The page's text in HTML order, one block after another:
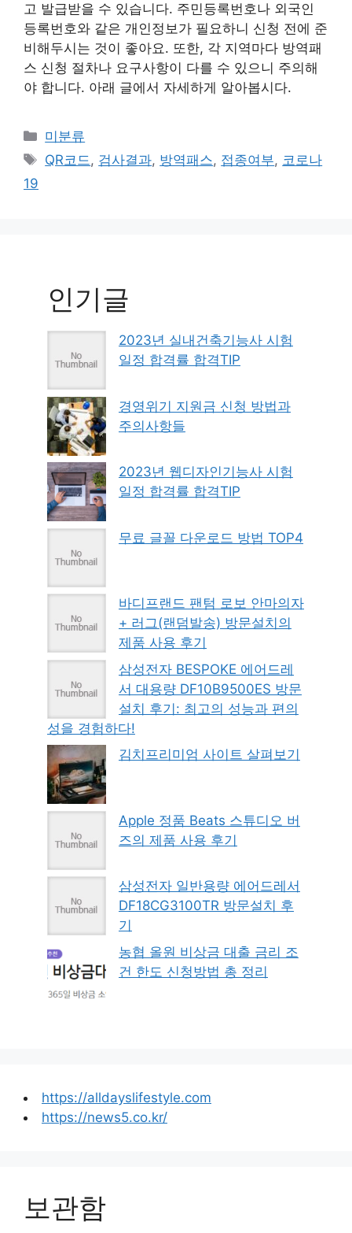
고 발급받을 수 있습니다. 주민등록번호나 외국인
등록번호와 같은 개인정보가 필요하니 신청 전에 준
비해두시는 것이 좋아요. 또한, 각 지역마다 방역패
스 신청 절차나 요구사항이 다를 수 있으니 주의해
야 합니다. 아래 글에서 자세하게 알아봅시다.
Categories
미분류
Tags
QR코드, 검사결과, 방역패스, 접종여부, 코로나
19
인기글
2023년 실내건축기능사 시험
일정 합격률 합격TIP
경영위기 지원금 신청 방법과
주의사항들
2023년 웹디자인기능사 시험
일정 합격률 합격TIP
무료 글꼴 다운로드 방법 TOP4
바디프랜드 팬텀 로보 안마의자
+ 러그(랜덤발송) 방문설치의
제품 사용 후기
삼성전자 BESPOKE 에어드레
서 대용량 DF10B9500ES 방문
설치 후기: 최고의 성능과 편의
성을 경험하다!
김치프리미엄 사이트 살펴보기
Apple 정품 Beats 스튜디오 버
즈의 제품 사용 후기
삼성전자 일반용량 에어드레서
DF18CG3100TR 방문설치 후
기
농협 올원 비상금 대출 금리 조
건 한도 신청방법 총 정리
https://alldayslifestyle.com
https://news5.co.kr/
보관함